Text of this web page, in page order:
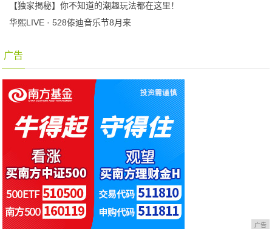
【独家揭秘】你不知道的潮趣玩法都在这里！
华熙LIVE · 528傣迪音乐节8月来
广告
广告